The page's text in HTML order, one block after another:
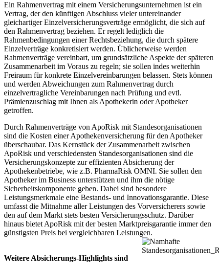
Ein Rahmenvertrag mit einem Versicherungsunternehmen ist ein
Vertrag, der den künftigen Abschluss vieler untereinander
gleichartiger Einzelversicherungsverträge ermöglicht, die sich auf
den Rahmenvertrag beziehen. Er regelt lediglich die
Rahmenbedingungen einer Rechtsbeziehung, die durch spätere
Einzelverträge konkretisiert werden. Üblicherweise werden
Rahmenverträge vereinbart, um grundsätzliche Aspekte der späteren
Zusammenarbeit im Voraus zu regeln; sie sollen indes weiterhin
Freiraum für konkrete Einzelvereinbarungen belassen. Stets können
und werden Abweichungen zum Rahmenvertrag durch
einzelvertragliche Vereinbarungen nach Prüfung und evtl.
Prämienzuschlag mit Ihnen als Apothekerin oder Apotheker
getroffen.
Durch Rahmenverträge von ApoRisk mit Standesorganisationen
sind die Kosten einer Apothekenversicherung für den Apotheker
überschaubar. Das Kernstück der Zusammenarbeit zwischen
ApoRisk und verschiedensten Standesorganisationen sind die
Versicherungskonzepte zur effizienten Absicherung der
Apothekenbetriebe, wie z.B. PharmaRisk OMNI. Sie sollen den
Apotheker im Business unterstützen und ihm die nötige
Sicherheitskomponente geben. Dabei sind besondere
Leistungsmerkmale eine Bestands- und Innovationsgarantie. Diese
umfasst die Mitnahme aller Leistungen des Vorversicherers sowie
den auf dem Markt stets besten Versicherungsschutz. Darüber
hinaus bietet ApoRisk mit der besten Marktpreisgarantie immer den
günstigsten Preis bei vergleichbaren Leistungen.
Weitere Absicherungs-Highlights sind